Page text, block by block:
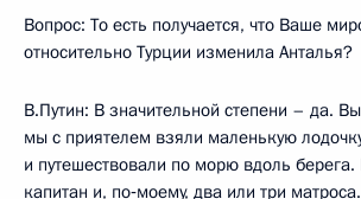
Вопрос: То есть получается, что Ваше
относительно Турции изменила Анталья?
В.Путин: В значительной степени – да.
мы с приятелем взяли маленькую
и путешествовали по морю вдоль
капитан и, по‑моему, два или три